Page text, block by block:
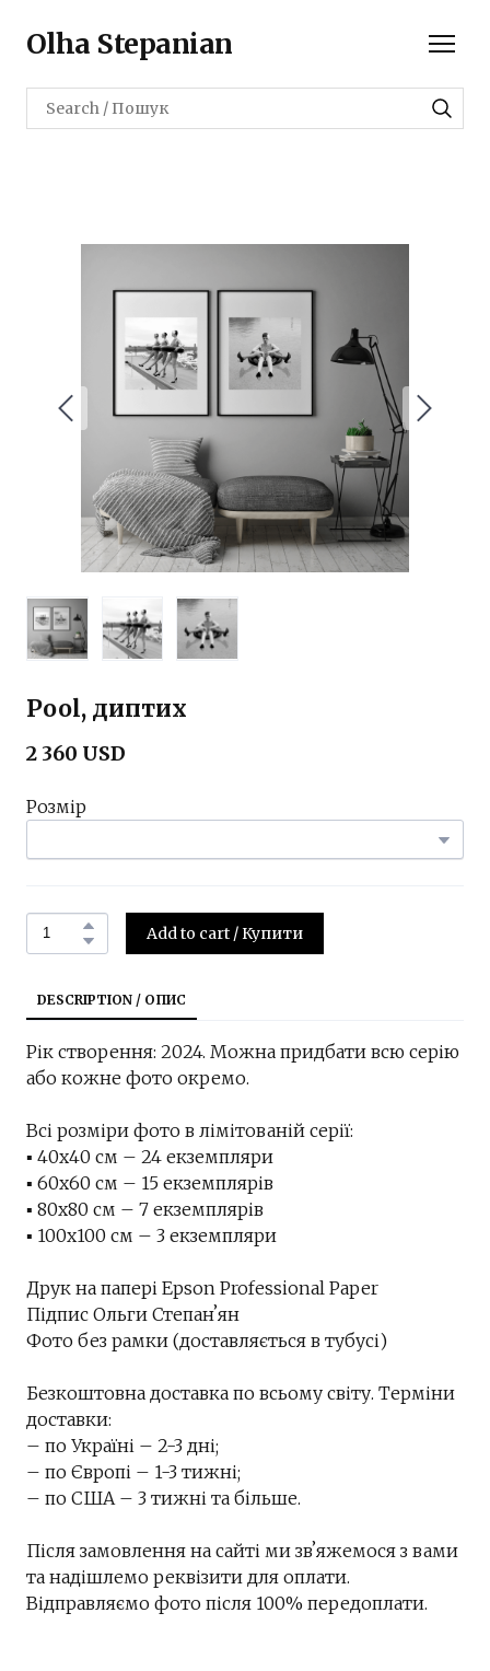
Olha Stepanian
Pool, диптих
2 360 USD
Розмір
Add to cart / Купити
DESCRIPTION / ОПИС
Рік створення: 2024. Можна придбати всю серію
або кожне фото окремо.
Всі розміри фото в лімітованій серії:
▪︎ 40х40 см – 24 екземпляри
▪︎ 60х60 см – 15 екземплярів
▪︎ 80х80 см – 7 екземплярів
▪︎ 100х100 см – 3 екземпляри
Друк на папері Epson Professional Paper
Підпис Ольги Степанʼян
Фото без рамки (доставляється в тубусі)
Безкоштовна доставка по всьому світу. Терміни
доставки:
– по Україні – 2-3 дні;
– по Європі – 1-3 тижні;
– по США – 3 тижні та більше.
Після замовлення на сайті ми звʼяжемося з вами
та надішлемо реквізити для оплати.
Відправляємо фото після 100% передоплати.